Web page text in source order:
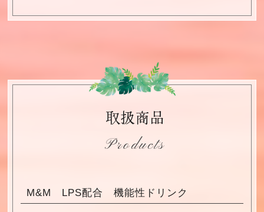
取扱商品
Products
M&M LPS配合 機能性ドリンク